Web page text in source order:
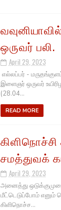
ஒருவர் பலி.
April 29, 2023
எல்லப்பர் -
இளைஞர் ஒருவர்
(28.04...
READ MORE
சமத்துவக்
April 29, 2023
அனைத்து
மீட்டெடுப்போம் எனும்
கிளிநொச்ச...